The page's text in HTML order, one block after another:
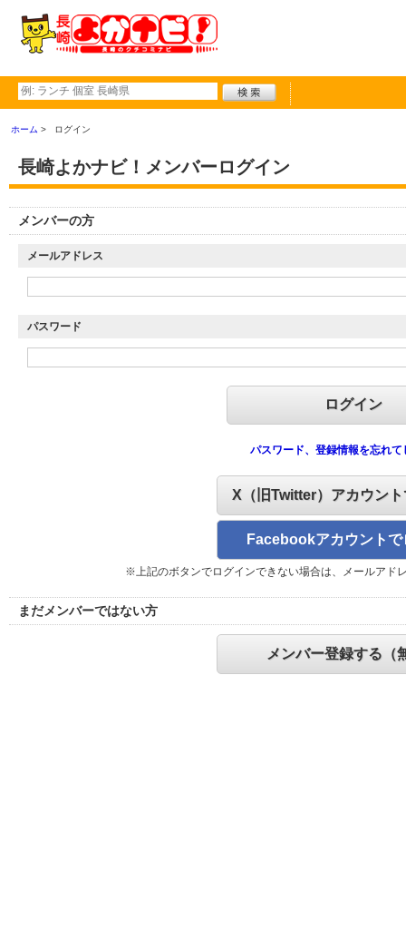
ホーム ログイン
長崎よかナビ！メンバーログイン
メンバーの方
メールアドレス
パスワード
パスワード、登録情報を忘れて
X（旧Twitter）アカウン
Facebookアカウントで
※上記のボタンでログインできない場合は、メールアド
まだメンバーではない方
メンバー登録する（